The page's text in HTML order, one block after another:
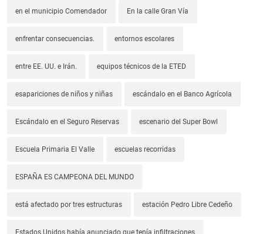
en el municipio Comendador En la calle Gran Vía
enfrentar consecuencias. entornos escolares
entre EE. UU. e Irán. equipos técnicos de la ETED
esapariciones de niños y niñas escándalo en el Banco Agrícola
Escándalo en el Seguro Reservas escenario del Super Bowl
Escuela Primaria El Valle escuelas recorridas
ESPAÑA ES CAMPEONA DEL MUNDO
está afectado por tres estructuras estación Pedro Libre Cedeño
Estados Unidos había anunciado que tenía infiltraciones